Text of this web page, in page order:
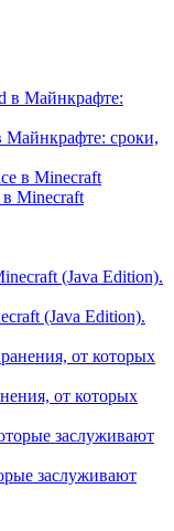
Майнкрафте: сроки,
Minecraft
(Java Edition).
от которых
заслуживают